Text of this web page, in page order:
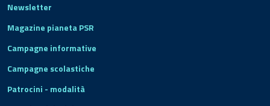
Newsletter
Magazine pianeta PSR
Campagne informative
Campagne scolastiche
Patrocini - modalità